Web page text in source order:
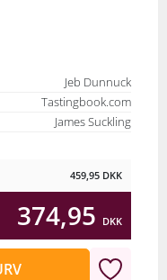
Jeb Dunnuck
Tastingbook.com
James Suckling
459,95 DKK
374,95 DKK